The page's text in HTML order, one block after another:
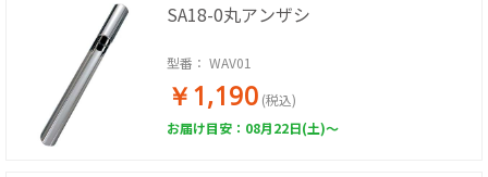
SA18-0丸アンザシ
型番： WAV01
￥1,190 (税込)
お届け目安：08月22日(土)～